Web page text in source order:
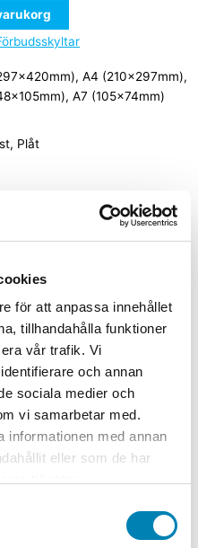
för att anpassa innehållet
tillhandahålla funktioner
vår trafik. Vi
och annan
sociala medier och
vi samarbetar med.
informationen med annan
eller som de har
A4 (210x297mm),
A7 (105x74mm)
Plåt
förbjuden
ex. moms
förbjudet
ex. moms
Välj